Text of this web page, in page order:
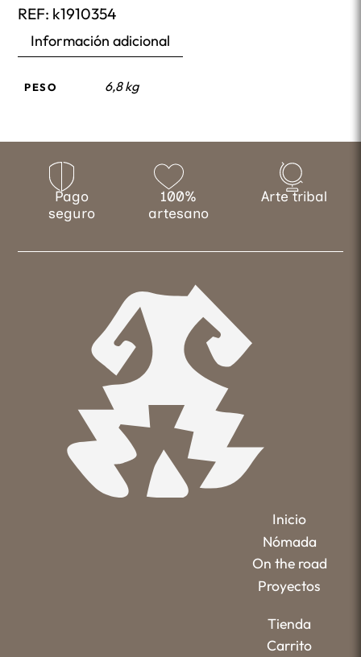
REF: k1910354
Información adicional
PESO 6,8 kg
Pago
seguro
100%
artesano
Arte tribal
Inicio
Nómada
On the road
Proyectos
Tienda
Carrito